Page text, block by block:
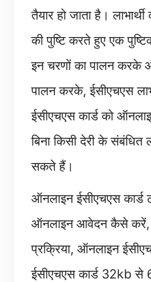
तैयार हो जाता है।
की पुष्टि करते हुए एक
इन चरणों का पालन करके
पालन करके, ईसीएचएस
ईसीएचएस कार्ड को
बिना किसी देरी के
सकते हैं।
ऑनलाइन ईसीएचएस कार्ड
ऑनलाइन आवेदन कैसे करें,
प्रक्रिया, ऑनलाइन
ईसीएचएस कार्ड 32kb से